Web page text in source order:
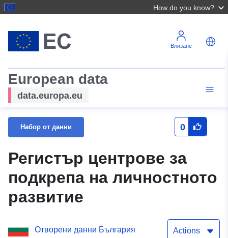
How do you know?
Влизане
European data
data.europa.eu
Набор от данни 0
Регистър центрове за
подкрепа на личностното
развитие
Отворени данни България Actions